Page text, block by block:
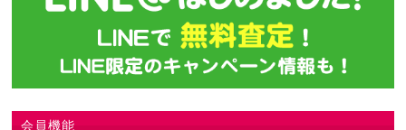
会員機能